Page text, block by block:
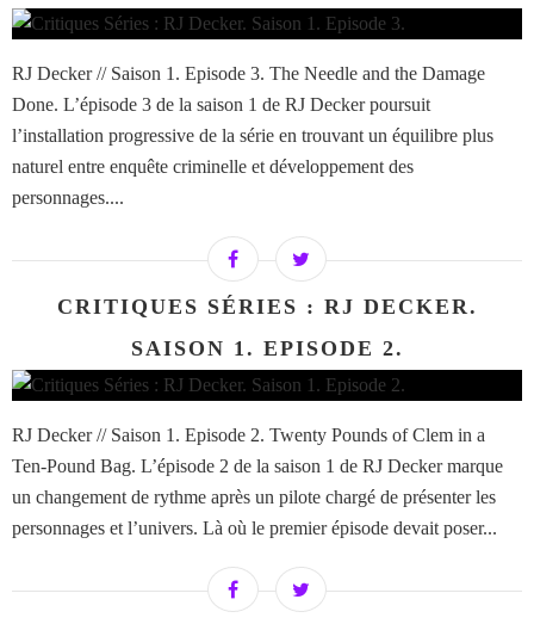
RJ Decker // Saison 1. Episode 3. The Needle and the Damage
Done. L’épisode 3 de la saison 1 de RJ Decker poursuit
l’installation progressive de la série en trouvant un équilibre plus
naturel entre enquête criminelle et développement des
personnages....
CRITIQUES SÉRIES : RJ DECKER.
SAISON 1. EPISODE 2.
RJ Decker // Saison 1. Episode 2. Twenty Pounds of Clem in a
Ten-Pound Bag. L’épisode 2 de la saison 1 de RJ Decker marque
un changement de rythme après un pilote chargé de présenter les
personnages et l’univers. Là où le premier épisode devait poser...